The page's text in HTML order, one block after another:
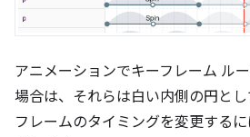
アニメーションでキーフレーム ル
場合は、それらは白い内側の円と
フレームのタイミングを変更する